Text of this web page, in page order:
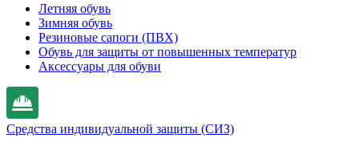
Летняя обувь
Зимняя обувь
Резиновые сапоги (ПВХ)
Обувь для защиты от повышенных температур
Аксессуары для обуви
Средства индивидуальной защиты (СИЗ)